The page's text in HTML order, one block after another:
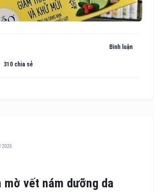
Bình luận
310 chia sẻ
2025
mờ vết nám dưỡng da